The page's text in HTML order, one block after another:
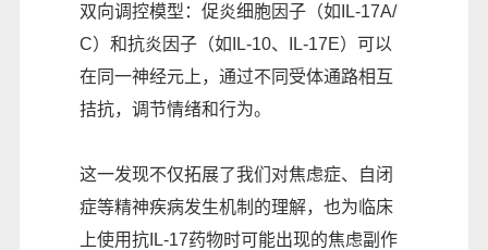
双向调控模型：促炎细胞因子（如IL-17A/
C）和抗炎因子（如IL-10、IL-17E）可以
在同一神经元上，通过不同受体通路相互
拮抗，调节情绪和行为。
这一发现不仅拓展了我们对焦虑症、自闭
症等精神疾病发生机制的理解，也为临床
上使用抗IL-17药物时可能出现的焦虑副作